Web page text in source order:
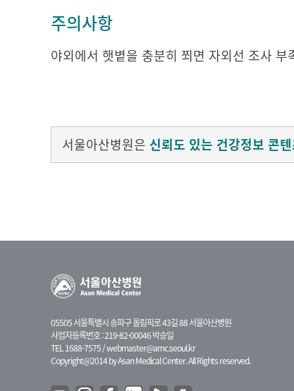
주의사항
야외에서 햇볕을 충분히 쬐면 자외선 조사
서울아산병원은 신뢰도 있는 건강정보 콘
05505 서울특별시 송파구 올림픽로 43길 88 서울아산병원
사업자등록번호 : 219-82-00046 박승일
TEL 1688-7575 /webmaster@amc.seoul.kr
Copyright@2014 by Asan Medical Center. All Rights reserved.